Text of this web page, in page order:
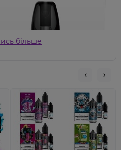
картриджі Kipo Pod
Змінні картриджі для Pod
найкраще
для електронних
більше